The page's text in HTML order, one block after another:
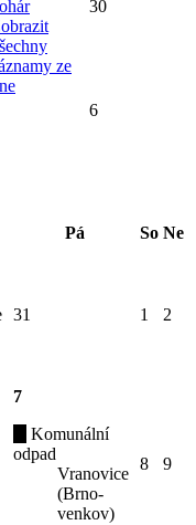
ze
30
6
Pá So Ne
31 1 2
7
Komunální
odpad
Vranovice
(Brno-
venkov)
8 9